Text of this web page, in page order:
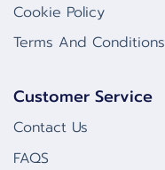
Cookie Policy
Terms And Conditions
Customer Service
Contact Us
FAQS